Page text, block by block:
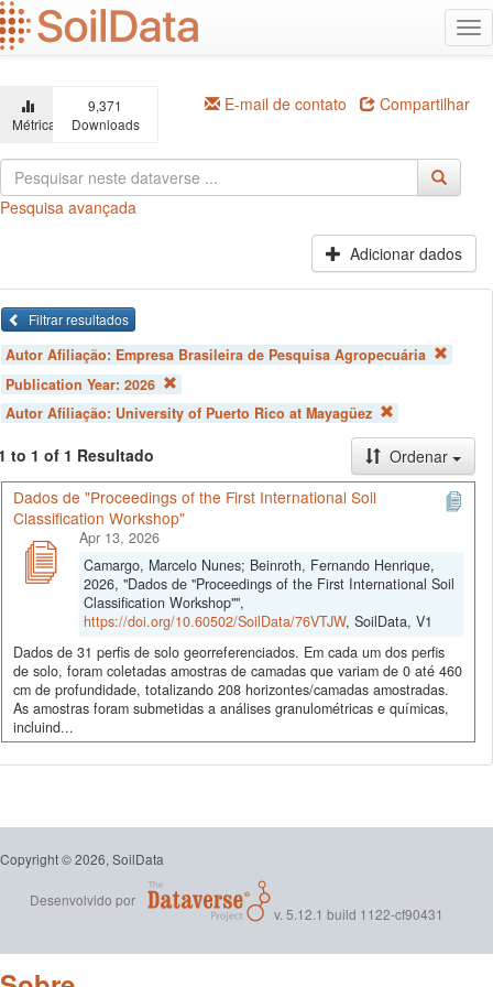
Ir
para
o
principal
Métricas
9,371
Downloads
E-mail de contato Compartilhar
Pesquisa avançada
Adicionar dados
Filtrar resultados
Autor Afiliação: Empresa Brasileira de Pesquisa Agropecuária
Publication Year: 2026
Autor Afiliação: University of Puerto Rico at Mayagüez
to 1 of 1 Resultado
Ordenar
Dados de "Proceedings of the First International Soil
Classification Workshop"
Apr 13, 2026
Camargo, Marcelo Nunes; Beinroth, Fernando Henrique,
2026, "Dados de "Proceedings of the First International Soil
Classification Workshop"",
https://doi.org/10.60502/SoilData/76VTJW, SoilData, V1
Dados de 31 perfis de solo georreferenciados. Em cada um dos perfis
de solo, foram coletadas amostras de camadas que variam de 0 até 460
cm de profundidade, totalizando 208 horizontes/camadas amostradas.
As amostras foram submetidas a análises granulométricas e químicas,
incluind...
Copyright © 2026, SoilData
Desenvolvido por
v. 5.12.1 build 1122-cf90431